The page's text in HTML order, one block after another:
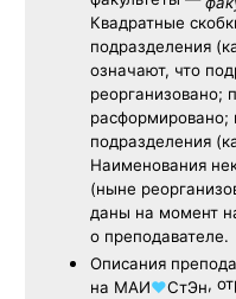
Квадратные
подразделения
означают, что
реорганизовано;
расформировано;
подразделения
Наименования
(ныне
даны на момент
о преподавателе.
Описания
на МАИ♥СтЭн,